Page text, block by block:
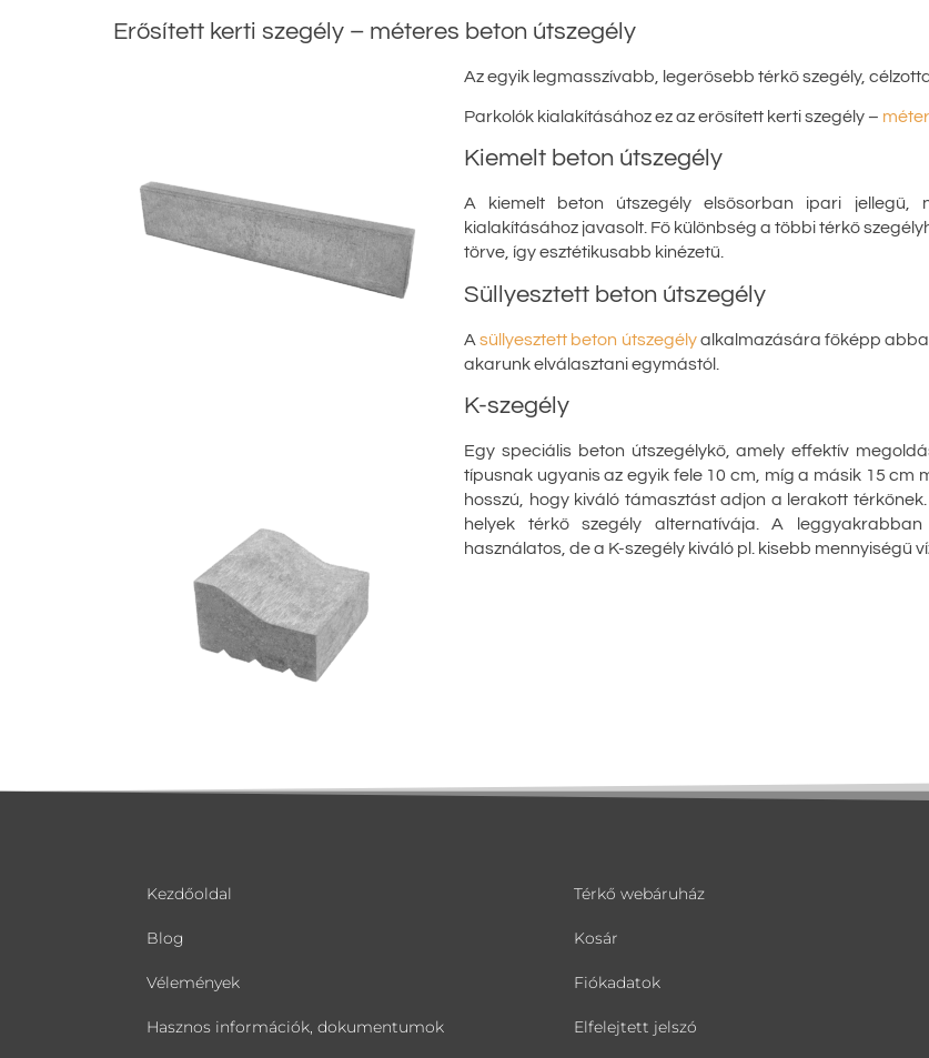
Erősített kerti szegély – méteres beton útszegély
Az egyik legmasszívabb, legerősebb térkő szegély,
Parkolók kialakításához ez az erősített kerti szegély –
Kiemelt beton útszegély
A kiemelt beton útszegély elsősorban ipari jellegű,
kialakításához javasolt. Fő különbség a többi térkő
törve, így esztétikusabb kinézetű.
Süllyesztett beton útszegély
Asüllyesztett beton útszegélyalkalmazására főképp
akarunk elválasztani egymástól.
K-szegély
Egy speciális beton útszegélykő, amely effektív
típusnak ugyanis az egyik fele 10 cm, míg a másik 15 cm
hosszú, hogy kiváló támasztást adjon a lerakott
helyek térkő szegély alternatívája. A
használatos, de a K-szegély kiváló pl. kisebb mennyiségű
Kezdőoldal
Blog
Vélemények
Hasznos információk, dokumentumok
Térkő webáruház
Kosár
Fiókadatok
Elfelejtett jelszó